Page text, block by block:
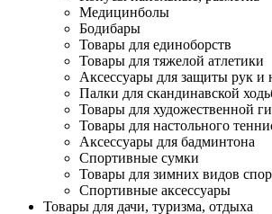
Медицинболы
Бодибары
Товары для единоборств
Товары для тяжелой атлетики
Аксессуары для защиты рук и
Палки для скандинавской
Товары для художественной
Товары для настольного
Аксессуары для бадминтона
Спортивные сумки
Товары для зимних видов
Спортивные аксессуары
Товары для дачи, туризма, отдыха